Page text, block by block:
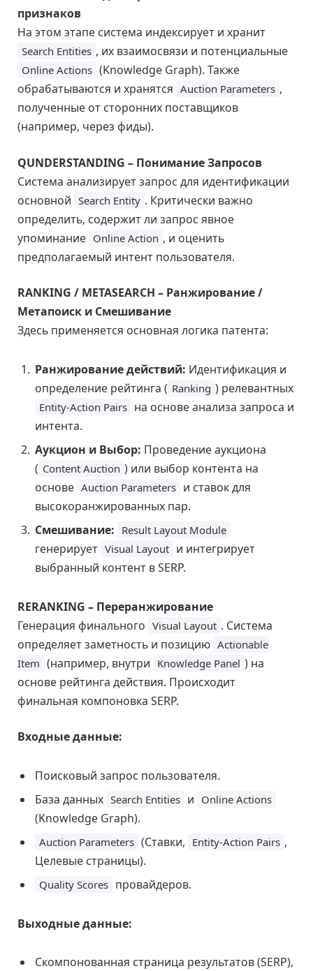
признаков
На этом этапе система индексирует и хранит
Search Entities , их взаимосвязи и потенциальные
Online Actions (Knowledge Graph). Также
обрабатываются и хранятся Auction Parameters ,
полученные от сторонних поставщиков
(например, через фиды).
QUNDERSTANDING – Понимание Запросов
Система анализирует запрос для идентификации
основной Search Entity . Критически важно
определить, содержит ли запрос явное
упоминание Online Action , и оценить
предполагаемый интент пользователя.
RANKING / METASEARCH – Ранжирование /
Метапоиск и Смешивание
Здесь применяется основная логика патента:
Ранжирование действий: Идентификация и
определение рейтинга ( Ranking ) релевантных
Entity-Action Pairs на основе анализа запроса и
интента.
Аукцион и Выбор: Проведение аукциона
( Content Auction ) или выбор контента на
основе Auction Parameters и ставок для
высокоранжированных пар.
Смешивание: Result Layout Module
генерирует Visual Layout и интегрирует
выбранный контент в SERP.
RERANKING – Переранжирование
Генерация финального Visual Layout . Система
определяет заметность и позицию Actionable
Item (например, внутри Knowledge Panel ) на
основе рейтинга действия. Происходит
финальная компоновка SERP.
Входные данные:
Поисковый запрос пользователя.
База данных Search Entities и Online Actions
(Knowledge Graph).
Auction Parameters (Ставки, Entity-Action Pairs ,
Целевые страницы).
Quality Scores провайдеров.
Выходные данные:
Скомпонованная страница результатов (SERP),